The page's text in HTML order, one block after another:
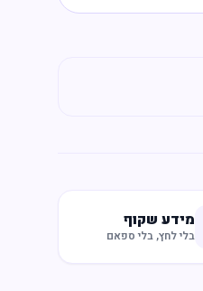
מידע שקוף
בלי לחץ, בלי ספאם